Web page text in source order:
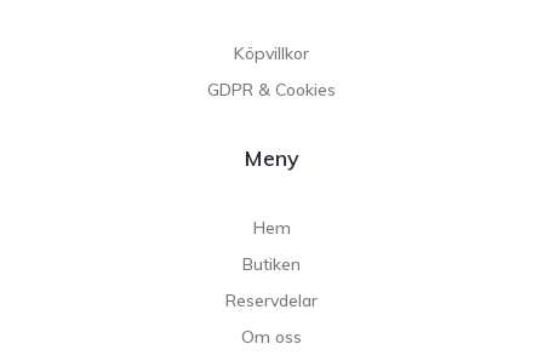
Köpvillkor
GDPR & Cookies
Meny
Hem
Butiken
Reservdelar
Om oss